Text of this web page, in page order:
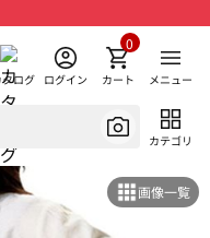
タログ ログイン カート
0
メニュー
カテゴリ
画像一覧